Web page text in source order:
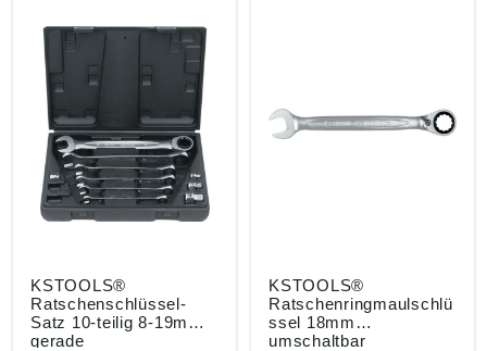
dnung ((EU) 2023/998):
KS Tools Werkzeuge-
Maschinen GmbH,
Seligenstädter Grund
10-12, 63150
Heusenstamm, DE,
info@kstools.com
Heusenstamm, DE,
info@kstools.com
KSTOOLS®
Ratschenschlüssel-
Satz 10-teilig 8-19mm
gerade
KSTOOLS®
Ratschenringmaulschlü
ssel 18mm
umschaltbar